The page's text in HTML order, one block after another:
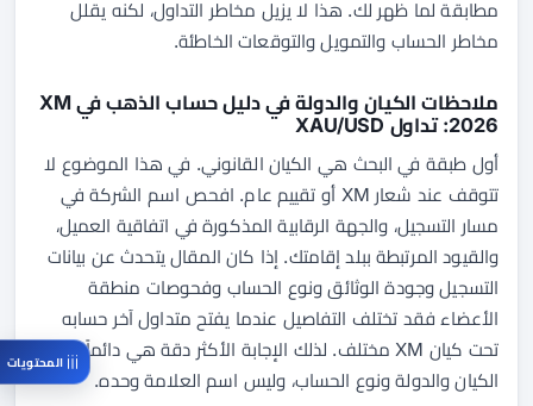
مطابقة لما ظهر لك. هذا لا يزيل مخاطر التداول، لكنه يقلل
مخاطر الحساب والتمويل والتوقعات الخاطئة.
ملاحظات الكيان والدولة في دليل حساب الذهب في XM
2026: تداول XAU/USD
أول طبقة في البحث هي الكيان القانوني. في هذا الموضوع لا
تتوقف عند شعار XM أو تقييم عام. افحص اسم الشركة في
مسار التسجيل، والجهة الرقابية المذكورة في اتفاقية العميل،
والقيود المرتبطة ببلد إقامتك. إذا كان المقال يتحدث عن بيانات
التسجيل وجودة الوثائق ونوع الحساب وفحوصات منطقة
الأعضاء فقد تختلف التفاصيل عندما يفتح متداول آخر حسابه
تحت كيان XM مختلف. لذلك الإجابة الأكثر دقة هي دائماً:
الكيان والدولة ونوع الحساب، وليس اسم العلامة وحده.
المحتويات